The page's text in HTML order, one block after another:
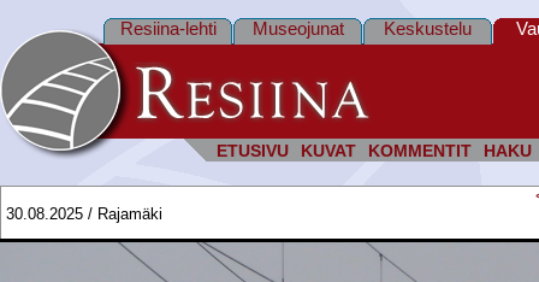
ETUSIVU KUVAT KOMMENTIT HAKU
Resiina-lehti Museojunat Keskustelu
30.08.2025 / Rajamäki